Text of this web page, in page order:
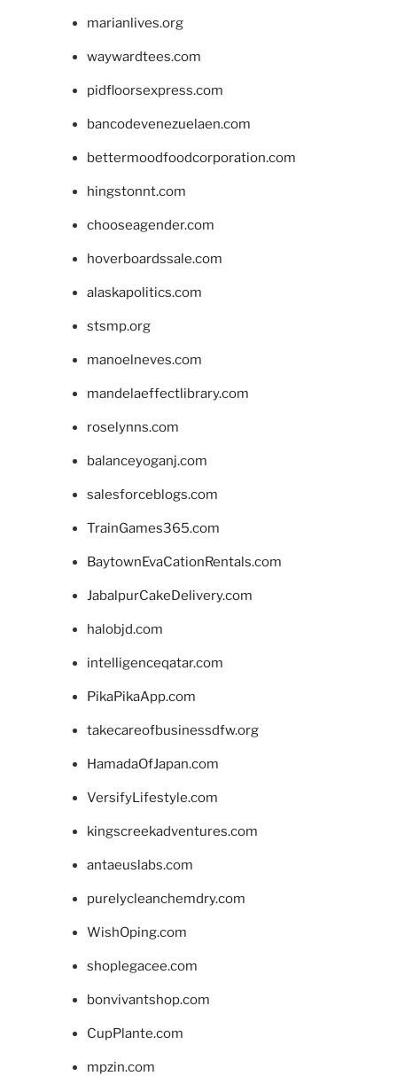
marianlives.org
waywardtees.com
pidfloorsexpress.com
bancodevenezuelaen.com
bettermoodfoodcorporation.com
hingstonnt.com
chooseagender.com
hoverboardssale.com
alaskapolitics.com
stsmp.org
manoelneves.com
mandelaeffectlibrary.com
roselynns.com
balanceyoganj.com
salesforceblogs.com
TrainGames365.com
BaytownEvaCationRentals.com
JabalpurCakeDelivery.com
halobjd.com
intelligenceqatar.com
PikaPikaApp.com
takecareofbusinessdfw.org
HamadaOfJapan.com
VersifyLifestyle.com
kingscreekadventures.com
antaeuslabs.com
purelycleanchemdry.com
WishOping.com
shoplegacee.com
bonvivantshop.com
CupPlante.com
mpzin.com